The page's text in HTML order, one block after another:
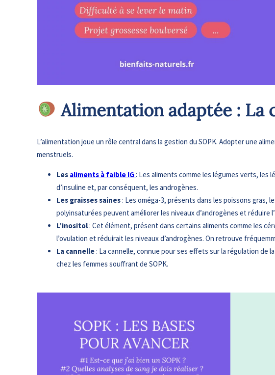
Alimentation adaptée : La
L’alimentation joue un rôle central dans la gestion du SOPK. Adopter une
menstruels.
Les aliments à faible IG: Les aliments comme les légumes verts,
d’insuline et, par conséquent, les androgènes.
Les graisses saines: Les oméga-3, présents dans les poissons gras,
polyinsaturées peuvent améliorer les niveaux d’androgènes et
L’inositol: Cet élément, présent dans certains aliments comme les
l’ovulation et réduirait les niveaux d’androgènes. On retrouve
La cannelle: La cannelle, connue pour ses effets sur la régulation de
chez les femmes souffrant de SOPK.